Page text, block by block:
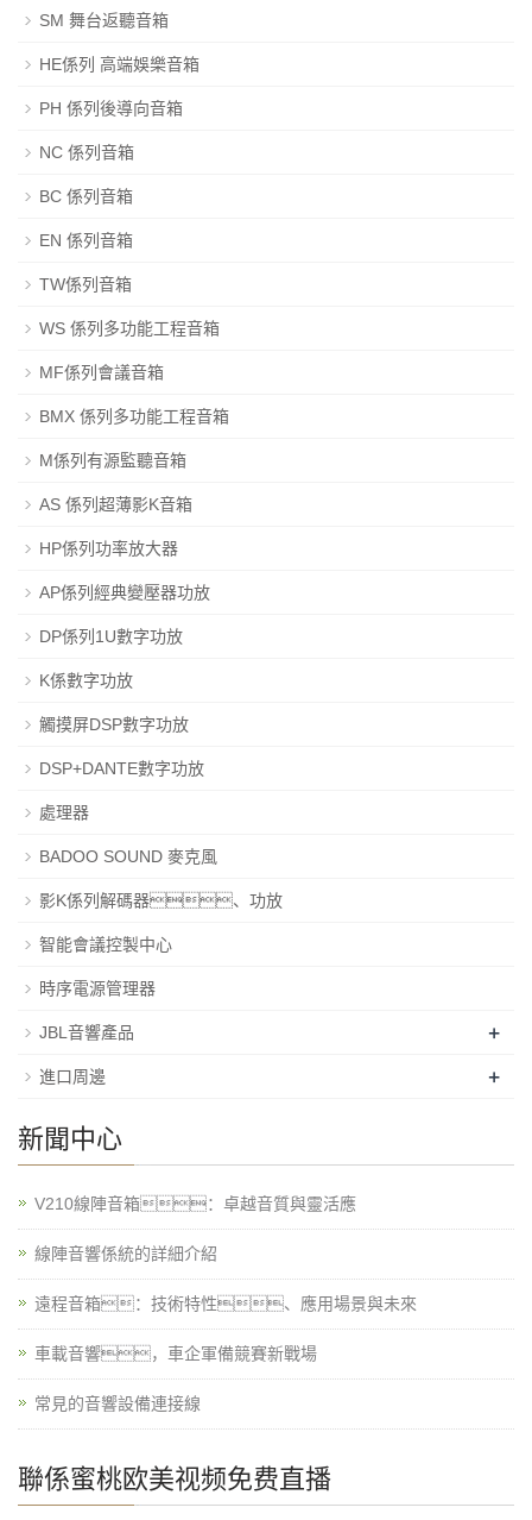
SM 舞台返聽音箱
HE係列 高端娛樂音箱
PH 係列後導向音箱
NC 係列音箱
BC 係列音箱
EN 係列音箱
TW係列音箱
WS 係列多功能工程音箱
MF係列會議音箱
BMX 係列多功能工程音箱
M係列有源監聽音箱
AS 係列超薄影K音箱
HP係列功率放大器
AP係列經典變壓器功放
DP係列1U數字功放
K係數字功放
觸摸屏DSP數字功放
DSP+DANTE數字功放
處理器
BADOO SOUND 麥克風
影K係列解碼器、功放
智能會議控製中心
時序電源管理器
JBL音響產品 +
進口周邊 +
新聞中心
V210線陣音箱：卓越音質與靈活應
線陣音響係統的詳細介紹
遠程音箱：技術特性、應用場景與未來
車載音響，車企軍備競賽新戰場
常見的音響設備連接線
聯係蜜桃欧美视频免费直播